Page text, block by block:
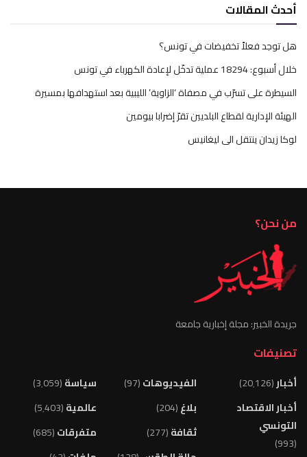
أحدث المقالات
هل توجد فعلاً تخفيضات في تونس؟
خلال أسبوع: 18294 عملية تدخّل لإعادة الكهرباء في تونس
السيطرة على تسرّب في مصفاة ‘الزاوية’ الليبية بعد استهدافها بمسيرة
الهيئة الإدارية لقطاع البلديين تقرّ إضرابا بيومين
لوكا زيدان ينتقل الى ليغانيس
من نحن؟
جريدة الخبير: مجلة إخبارية جامعة
تصنيفات
أخبار(20٬126)
أخبار الاقتصاد
التونسي
(993)
الفيديوهات(97)
بلاغ(204)
ثقافة(277)
سياسة(3٬059)
عالمية(5٬403)
متفرقات(685)